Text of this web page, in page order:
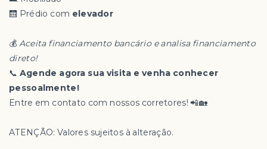
🛗 Prédio com elevador
💰 Aceita financiamento bancário e analisa financiamento
direto!
📞 Agende agora sua visita e venha conhecer
pessoalmente!
Entre em contato com nossos corretores! 📲🏡
ATENÇÃO: Valores sujeitos à alteração.